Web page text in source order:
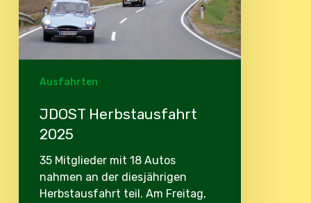
Ausfahrten
JDOST Herbstausfahrt
2025
35 Mitglieder mit 18 Autos
nahmen an der diesjährigen
Herbstausfahrt teil. Am Freitag,